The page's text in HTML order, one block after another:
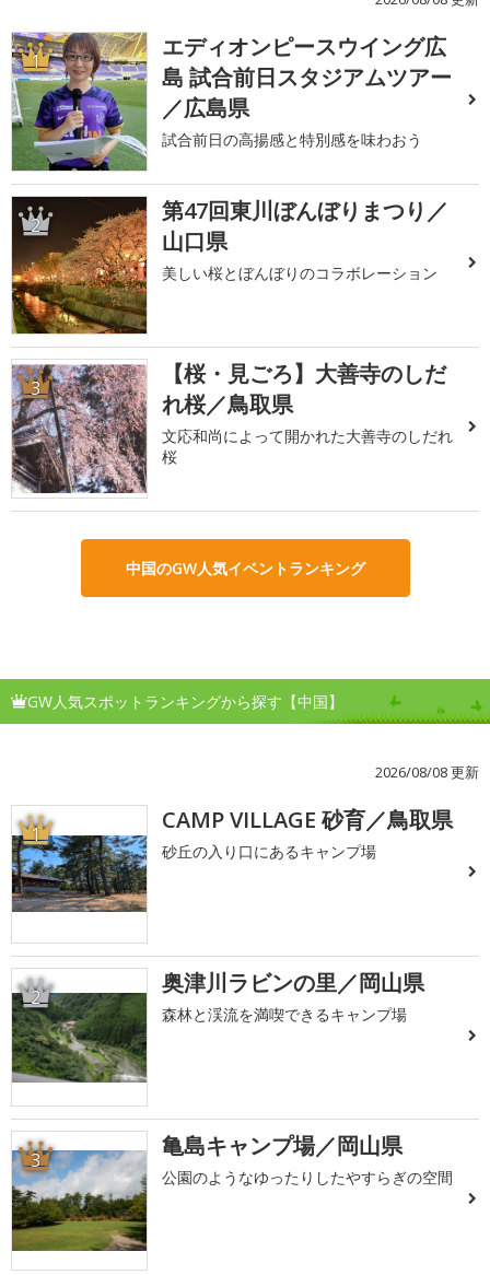
1
エディオンピースウイング広
島 試合前日スタジアムツアー
／広島県
試合前日の高揚感と特別感を味わおう
2
第47回東川ぼんぼりまつり／
山口県
美しい桜とぼんぼりのコラボレーション
3
【桜・見ごろ】大善寺のしだ
れ桜／鳥取県
文応和尚によって開かれた大善寺のしだれ
桜
中国のGW人気イベントランキング
GW人気スポットランキングから探す【中国】
2026/08/08 更新
1 CAMP VILLAGE 砂育／鳥取県
砂丘の入り口にあるキャンプ場
2 奥津川ラビンの里／岡山県
森林と渓流を満喫できるキャンプ場
3 亀島キャンプ場／岡山県
公園のようなゆったりしたやすらぎの空間